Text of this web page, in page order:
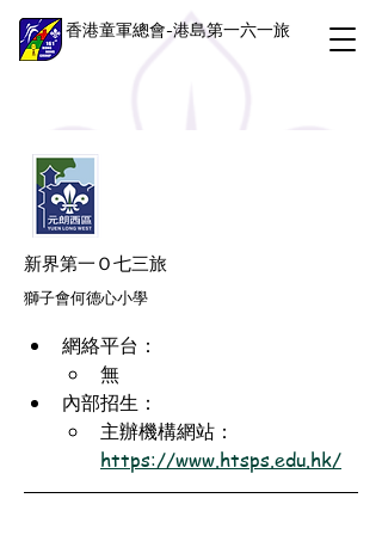
香港童軍總會-港島第一六一旅
新界第一Ｏ七三旅
獅子會何德心小學
網絡平台：
無
內部招生：
主辦機構網站：
https://www.htsps.edu.hk/